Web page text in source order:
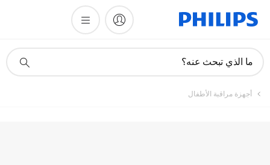
دعم
ما الذي تبحث عنه؟
أجهزة مراقبة الأطفال
تسجيل المنتج